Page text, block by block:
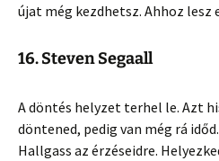
újat még kezdhetsz. Ahhoz lesz
16. Steven Segaall
A döntés helyzet terhel le. Azt
döntened, pedig van még rá időd.
Hallgass az érzéseidre.